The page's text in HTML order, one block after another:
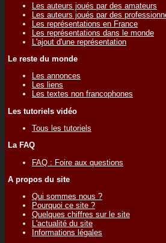
Les auteurs joués par des amateurs
Les auteurs joués par des
Les représentations en France
Les représentations dans le monde
L'ajout d'une représentation
Le reste du monde
Les annonces
Les liens
Les textes non francophones
Les tutoriels vidéo
Tous les tutoriels
La FAQ
FAQ : Foire aux questions
A propos du site
Qui sommes nous ?
Pourquoi ce site ?
Quelques chiffres sur le site
L'actualité du site
Informations légales